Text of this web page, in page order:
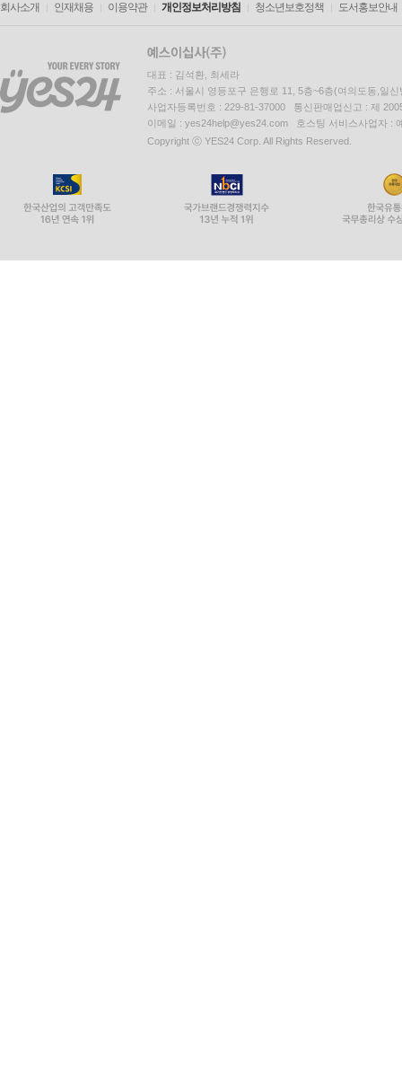
회사소개 인재채용 이용약관 개인정보처리방침 청소년보호정책 도서홍보안내
대표 : 김석환, 최세라
주소 : 서울시 영등포구 은행로 11, 5층~6층(여의도동,일신
사업자등록번호 : 229-81-37000 통신판매업신고 : 제
이메일 : yes24help@yes24.com 호스팅 서비스사업자 :
Copyright ⓒ YES24 Corp. All Rights Reserved.